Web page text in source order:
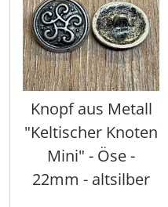
Knopf aus Metall
"Keltischer Knoten
Mini" - Öse -
22mm - altsilber